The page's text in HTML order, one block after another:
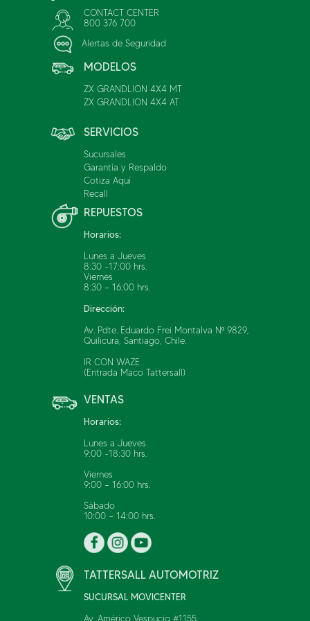
GRASS Y ARUESTE - CHICUREO
(56)989009093
AV. CHICUREO, KILOMETRO 2.8
COLINA, METROPOLITANA DE
SANTIAGO
(15.4 Km)
Concesionario
(56)972416787
AVDA PDTE EDUARDO FREI
MONTALVA 8929
QUILICURA, METROPOLITANA DE
SANTIAGO
(15.8 Km)
Concesionario
PIAMONTE - GRAN AVENIDA
(56)957295439
GRAN AVENIDA 5903
SAN MIGUEL, METROPOLITANA DE
SANTIAGO
Concesionario
TATTERSALL AUTOMOTRIZ -
MALLPLAZA OESTE
(56)975439584
AV. AMERICO VESPUCIO 1501,
CONTACT CENTER
800 376 700
Alertas de Seguridad
MODELOS
ZX GRANDLION 4X4 MT
ZX GRANDLION 4X4 AT
SERVICIOS
Sucursales
Garantía y Respaldo
Cotiza Aquí
Recall
REPUESTOS
Horarios:
Lunes a Jueves
8:30 -17:00 hrs.
Viernes
8:30 – 16:00 hrs.
Dirección:
Av. Pdte. Eduardo Frei Montalva Nº 9829,
Quilicura, Santiago, Chile.
IR CON WAZE
(Entrada Maco Tattersall)
VENTAS
Horarios:
Lunes a Jueves
9:00 -18:30 hrs.
Viernes
9:00 – 16:00 hrs.
Sábado
10:00 – 14:00 hrs.
TATTERSALL AUTOMOTRIZ
SUCURSAL MOVICENTER
Av. Américo Vespucio #1155